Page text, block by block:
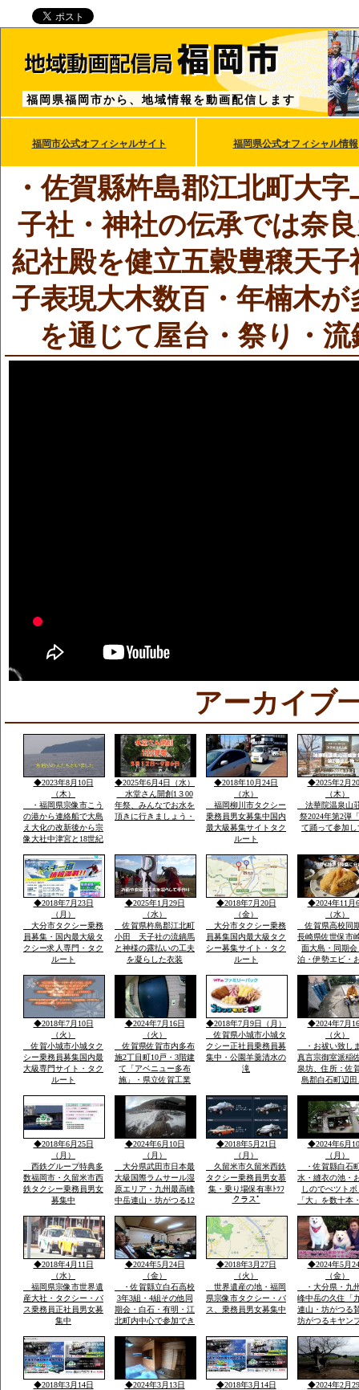
福岡県福岡市から、地域情報を動画配信します
福岡市公式オフィシャルサイト 福岡県公式オフィシャル情報
・佐賀縣杵島郡江北町大
子社・神社の伝承では奈
紀社殿を健立五穀豊穣天
子表現大木数百・年楠木
を通じて屋台・祭り・
アーカイブ
◆2023年8月10日
（木）
・福岡県宗像市こう
の港から連絡船で大島
え大化の改新後から宗
像大社中津宮と18世紀
宮遥拝所「神宿る島」
沖ノ島ユネスコ世界遺
産構成資産郡島には最
新の宗像市みなとタク
シー1台常時待機
◆2025年6月4日（水）
水堂さん開創1３00
年祭、みんなでお水を
頂きに行きましょう・
◆2018年10月24日
（水）
福岡柳川市タクシー
乗務員男女募集中国内
最大級募集サイトタク
ルート
◆2025年2月
（木）
法華院温泉山
祭2024年第2弾
て踊って参加し
◆2018年7月23日
（月）
大分市タクシー乗務
員募集・国内最大級タ
クシー求人専門・タク
ルート
◆2025年1月29日
（水）
佐賀県杵島郡江北町
小田 天子社の流鏑馬
と神様の露払いの工夫
を凝らした衣装
◆2018年7月20日
（金）
大分市タクシー乗務
員募集国内最大級タク
シー募集サイト・タク
ルート
◆2024年11月
（水）
佐賀県高校同
長崎県佐世保市
面大島・同期会
泊・伊勢エビ・
宿「港町」旅行
告・佐賀県から
西海市崎戸方面
を渡つて大島
◆2018年7月10日
（火）
佐賀小城市小城タク
シー乗務員募集国内最
大級専門サイト・タク
ルート
◆2024年7月16日
（火）
佐賀県佐賀市内多布
施2丁目町10戸・3階建
て「アベニュー多布
施」・県立佐賀工業
布施橋バス停まで2
分・インターネツト無
料・「室内小型ペツト
飼育相談可 3000円
up」2・3階別階段
◆2018年7月9日（月）
佐賀県小城市小城タ
クシー正社員乗務員募
集中・公園羊羹清水の
滝
◆2024年7月
（火）
・お祓い致し
真言宗御室派稲
泉坊、住所：佐
島郡白石町辺田
0954-65-2806 /
８０－２７１４
８４
◆2018年6月25日
（月）
西鉄グループ特典多
数福岡市・久留米市西
鉄タクシー乗務員男女
募集中
◆2024年6月10日
（月）
大分県武田市日本最
大級国際ラムサール湿
原エリア・九州最高峰
中岳連山・坊がつる12
院温泉山荘・山頂の
峰々は白い雪と樹氷に
なり春・夏とは別の山
と自然が表現され気持
ち良さです
◆2018年5月21日
（月）
久留米市久留米西鉄
タクシー乗務員男女慕
集・乗り場保有率ﾄﾂﾌ
クラスﾟ
◆2024年6月
（月）
・佐賀縣白石
水・縫衣の池・
しのでぺツト
「大」を数十本
う魔法の水だそ
す・白石平野の
玉ねぎ畑と近く
水堂さん・須古
稲佐神社妻山神
ります
◆2018年4月11日
（水）
福岡県宗像市世界遺
産大社・タクシー・バ
ス乗務員正社員男女募
集中
◆2024年5月24日
（金）
・佐賀縣立白石高校
3年3組・4組その他同
期会・白石・有明・江
北町内中心で参加でき
久しぶりで開催・全国
で有名優良な玉ねぎ・
蓮根・佐賀米の産地六
角川が流れ自然に恵ま
れた町で過ごした場所
◆2018年3月27日
（火）
世界遺産の地・福岡
県宗像市タクシー・バ
ス、乗務員男女募集中
◆2024年5月
（金）
・大分県・九
峰中岳の久住「
連山・坊がつる
坊がつるキヤン
法華院温泉山荘
ピンクの花で有
ヤマキリシマ・
歴史などで日本
数有名な法華院
◆2018年3月14日
◆2024年3月13日
◆2018年3月14日
◆2024年2月